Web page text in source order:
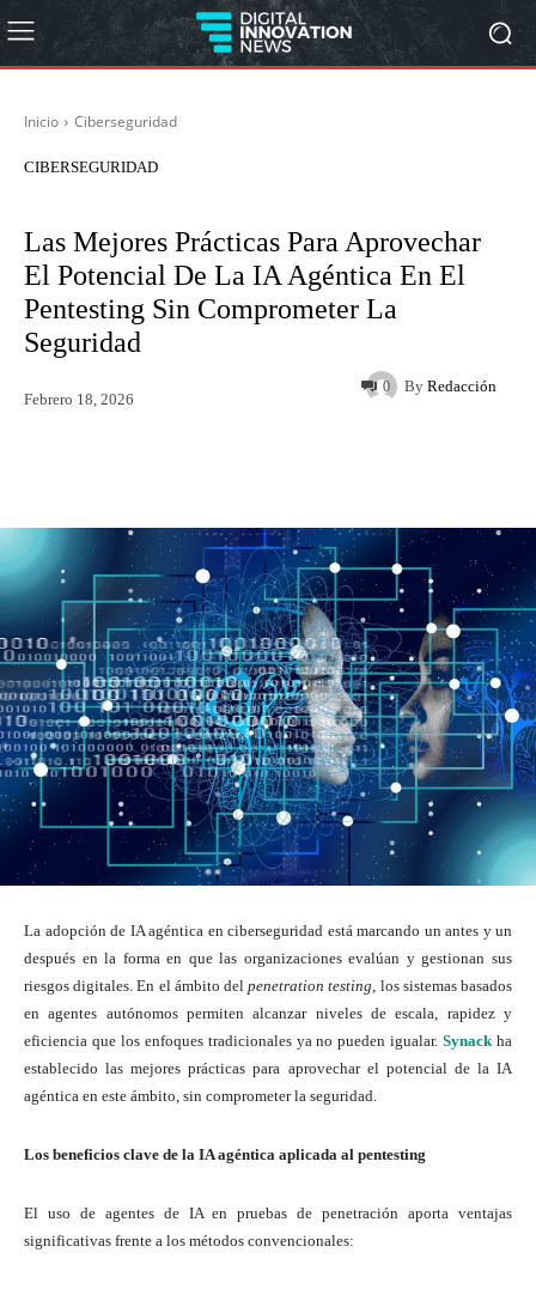
Inicio Ciberseguridad
CIBERSEGURIDAD
Las Mejores Prácticas Para Aprovechar
El Potencial De La IA Agéntica En El
Pentesting Sin Comprometer La
Seguridad
By Redacción
Febrero 18, 2026
0
La adopción de IA agéntica en ciberseguridad está marcando un antes y un
después en la forma en que las organizaciones evalúan y gestionan sus
riesgos digitales. En el ámbito delpenetration testing , los sistemas basados
en agentes autónomos permiten alcanzar niveles de escala, rapidez y
eficiencia que los enfoques tradicionales ya no pueden igualar.Synack ha
establecido las mejores prácticas para aprovechar el potencial de la IA
agéntica en este ámbito, sin comprometer la seguridad.
Los beneficios clave de la IA agéntica aplicada al pentesting
El uso de agentes de IA en pruebas de penetración aporta ventajas
significativas frente a los métodos convencionales: